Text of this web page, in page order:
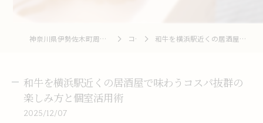
神奈川県伊勢佐木町周辺の居酒屋なら和牛 To 釆菜 更井酒店 コラム 和牛を横浜駅近くの居酒屋で味わうコスパ抜群の楽しみ方と個室活用術
和牛を横浜駅近くの居酒屋で味わうコスパ抜群の
楽しみ方と個室活用術
2025/12/07